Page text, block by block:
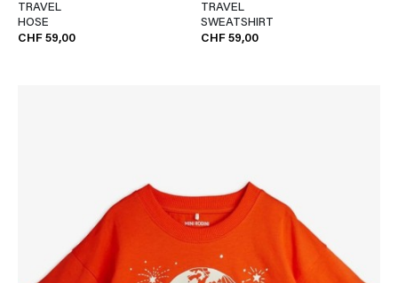
TRAVEL
HOSE
CHF 59,00
TRAVEL
SWEATSHIRT
CHF 59,00